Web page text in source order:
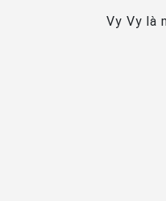
Vy Vy là